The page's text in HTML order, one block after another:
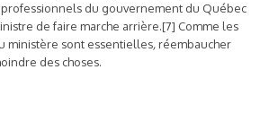
du gouvernement du Québec
de faire marche arrière.[7] Comme les
ministère sont essentielles,réembaucher
des choses.